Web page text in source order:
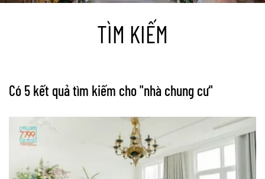
TÌM KIẾM
Có 5 kết quả tìm kiếm cho "nhà chung cư"